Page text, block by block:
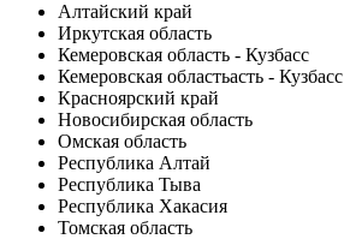
Алтайский край
Иркутская область
Кемеровская область - Кузбасс
Кемеровская областьасть - Кузбасс
Красноярский край
Новосибирская область
Омская область
Республика Алтай
Республика Тыва
Республика Хакасия
Томская область